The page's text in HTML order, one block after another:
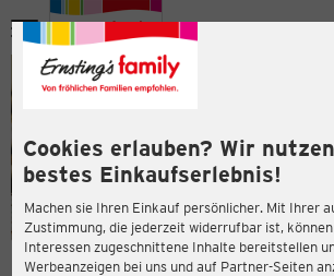
Cookies erlauben? Wir
bestes Einkaufserlebnis!
Machen sie Ihren Einkauf persönlicher. Mit Ihrer
Zustimmung, die jederzeit widerrufbar ist,
Interessen zugeschnittene Inhalte bereitstellen
Werbeanzeigen bei uns und auf Partner-Seiten
Menü